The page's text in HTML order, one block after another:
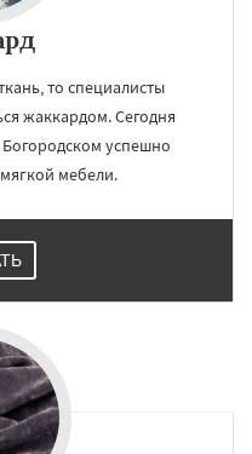
то специалисты
жаккардом. Сегодня
успешно
мебели.